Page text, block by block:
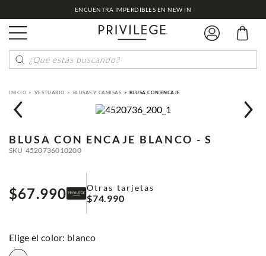
ENCUENTRA IMPERDIBLES EN NEW IN
¿Qué estás buscando?
VESTUARIO BLUSAS Y CAMISAS BLUSA CON ENCAJE
BLUSA CON ENCAJE BLANCO - S
SKU 4520736010200
$67.990 Otras tarjetas
$74.990
: blanco